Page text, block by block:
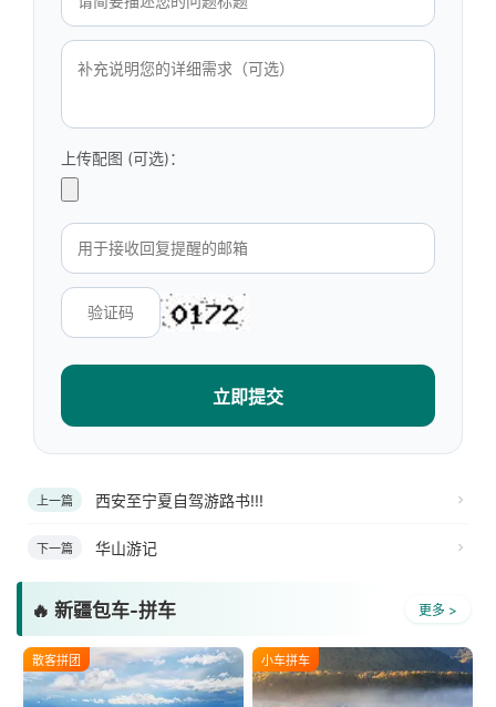
上传配图 (可选)：
立即提交
上一篇 西安至宁夏自驾游路书!!!
下一篇 华山游记
🔥 新疆包车-拼车 更多 >
散客拼团 小车拼车